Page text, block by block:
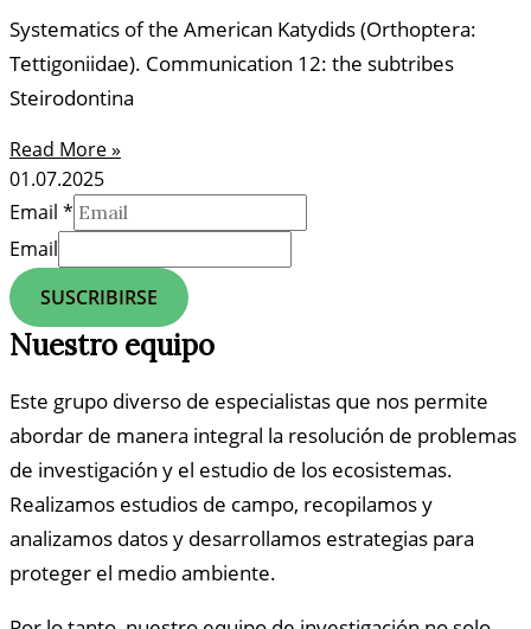
Systematics of the American Katydids (Orthoptera:
Tettigoniidae). Communication 12: the subtribes
Steirodontina
Read More »
01.07.2025
Email *
Email
SUSCRIBIRSE
Nuestro equipo
Este grupo diverso de especialistas que nos permite
abordar de manera integral la resolución de problemas
de investigación y el estudio de los ecosistemas.
Realizamos estudios de campo, recopilamos y
analizamos datos y desarrollamos estrategias para
proteger el medio ambiente.